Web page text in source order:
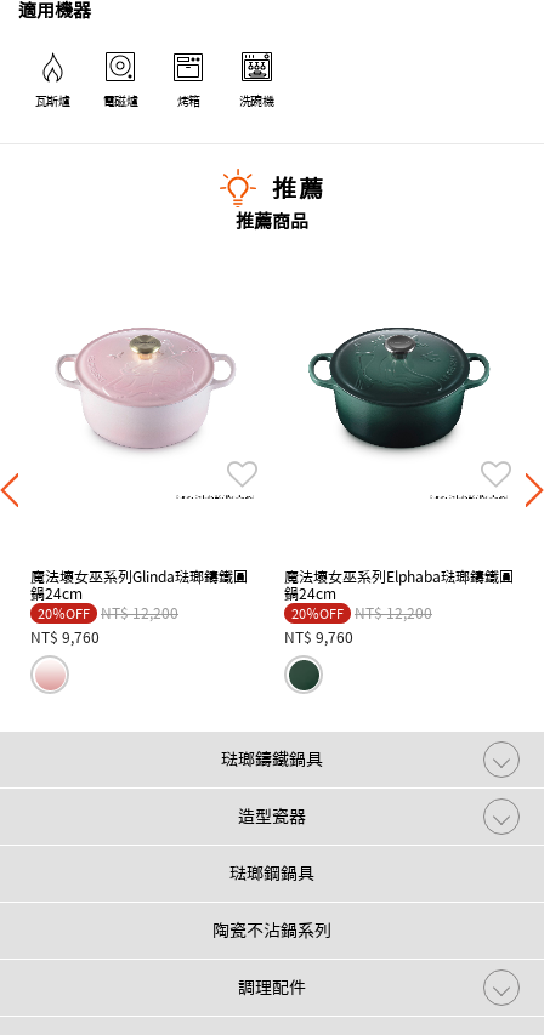
適用機器
瓦斯爐 電磁爐 烤箱 洗碗機
推薦
推薦商品
魔法壞女巫系列Glinda琺瑯鑄鐵圓
鍋24cm
20％OFF Price reduced from
NT$ 12,200to
NT$ 9,760
魔法壞女巫系列Elphaba琺瑯鑄鐵圓
鍋24cm
20％OFF Price reduced from
NT$ 12,200to
NT$ 9,760
琺瑯鑄鐵鍋具
造型瓷器
琺瑯鋼鍋具
陶瓷不沾鍋系列
調理配件